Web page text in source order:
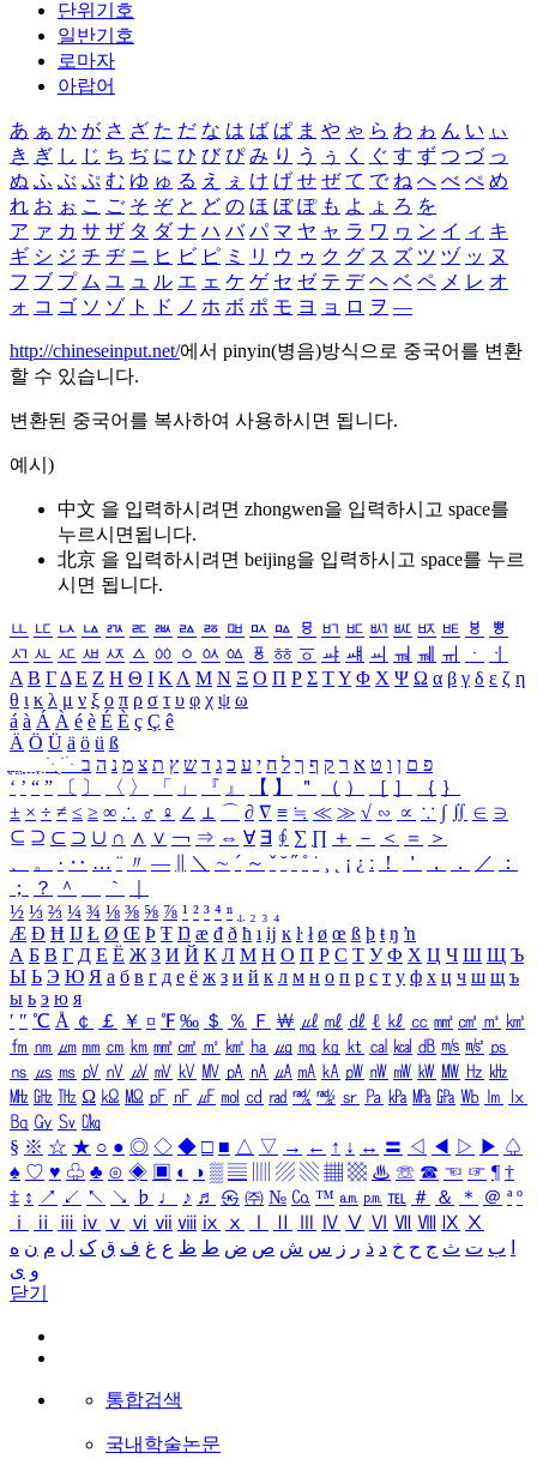
단위기호
일반기호
로마자
아랍어
あ ぁ か が さ ざ た だ な は ば ぱ ま や ゃ ら わ ゎ ん い ぃ
き ぎ し じ ち ぢ に ひ び ぴ み り う ぅ く ぐ す ず つ づ っ
ぬ ふ ぶ ぷ む ゆ ゅ る え ぇ け げ せ ぜ て で ね へ べ ぺ め
れ お ぉ こ ご そ ぞ と ど の ほ ぼ ぽ も よ ょ ろ を
ア ァ カ サ ザ タ ダ ナ ハ バ パ マ ヤ ャ ラ ワ ヮ ン イ ィ キ
ギ シ ジ チ ヂ ニ ヒ ビ ピ ミ リ ウ ゥ ク グ ス ズ ツ ヅ ッ ヌ
フ ブ プ ム ユ ュ ル エ ェ ケ ゲ セ ゼ テ デ ヘ ベ ペ メ レ オ
ォ コ ゴ ソ ゾ ト ド ノ ホ ボ ポ モ ヨ ョ ロ ヲ ―
http://chineseinput.net/에서 pinyin(병음)방식으로 중국어를 변환
할 수 있습니다.
변환된 중국어를 복사하여 사용하시면 됩니다.
예시)
中文 을 입력하시려면 zhongwen을 입력하시고 space를
누르시면됩니다.
北京 을 입력하시려면 beijing을 입력하시고 space를 누르
시면 됩니다.
ㅥ ㅦ ㅧ ㅨ ㅩ ㅪ ㅫ ㅬ ㅭ ㅮ ㅯ ㅰ ㅱ ㅲ ㅳ ㅴ ㅵ ㅶ ㅷ ㅸ
ㅹ
ㅺ ㅻ ㅼ ㅽ ㅾ ㅿ ㆀ ㆁ ㆂ ㆃ ㆄ ㆅ ㆆ ㆇ ㆈ ㆉ ㆊ ㆋ ㆌ ㆍ
ㆎ
Α Β ΓΔ Ε Ζ Η Θ Ι ΚΛ Μ Ν Ξ Ο Π Ρ Σ ΤΥ Φ Χ Ψ Ω α β γ δ ε ζ η
θ ι κ λ μ ν ξ ο π ρ σ τ υ φ χ ψ ω
á à Á À é è É È ç Ç ê
Ä Ö Ü ä ö ü ß
ִֶֹ ֻּ ׁׂ פ ם ן ו ט א ר ק ף ך ל ח י ע כ ג ד ש ץ ת צ מ נ ה ב
‘ ’ “ ” 〔 〕 〈 〉 「 」 『 』 【 】 ＂ （ ） ［ ］ ｛ ｝
± × ÷ ≠ ≤ ≥ ∞ ∴ ♂ ♀ ∠ ⊥ ⌒ ∂ ∇ ≡ ≒ ≪ ≫ √ ∽ ∝ ∵ ∫ ∬ ∈ ∋
⊆ ⊇ ⊂ ⊃ ∪ ∩ ∧ ∨ ￢ ⇒ ⇔ ∀ ∃ ∮ ∑ ∏ ＋ － ＜ ＝
＞
、
。 · ‥ … ¨ 〃 ― ＼ ∼ ´ ～ ˇ ˘ ˝ ˚ ˙ ¸ ¡ ¿ ː ！ ＇ ， ． ／
：
；
？ ＾ ｀
½ ⅓ ⅔ ¼ ¾ ⅛ ⅜ ⅝ ⅞ ¹ ² ³ ⁴ ⁿ ₁ ₂ ₃ ₄
Æ Ð Ħ Ĳ Ł Ø Œ Þ Ŧ Ŋ æ đ ð ħ ı ĳ ĸ ŀ ł ø œ ß þ ŧ ŋ ŉ
А Б В Г Д Е Ё Ж З И Й К Л М Н О П Р С Т У Ф Х Ц Ч Ш Щ Ъ
Ы Ь Э Ю Я а б в г д е ё ж з и й к л м н о п р с т у ф х ц ч ш щ ъ
ы ь э ю я
′ ″ ℃ Å ￠ ￡ ￥ ¤ ℉ ‰ ＄ ％ Ｆ ￦ ㎕ ㎖ ㎗ ℓ ㎘ ㏄ ㎣ ㎤ ㎥ ㎦
㎙ ㎚ ㎛ ㎜ ㎝ ㎞ ㎟ ㎠ ㎡ ㎢ ㏊ ㎍ ㎎ ㎏ ㏏ ㎈ ㎉ ㏈ ㎧ ㎨ ㎰
㎱ ㎲ ㎳ ㎴ ㎵ ㎶ ㎷ ㎸ ㎹ ㎀ ㎁ ㎂ ㎃ ㎄ ㎺ ㎻ ㎽ ㎾ ㎿ ㎐ ㎑
㎒ ㎓ ㎔ Ω ㏀ ㏁ ㎊ ㎋ ㎌ ㏖ ㏅ ㎭ ㎮ ㎯ ㏛ ㎩ ㎪ ㎫ ㎬ ㏝ ㏐
㏓
㏃ ㏉ ㏜ ㏆
§ ※ ☆ ★ ○ ● ◎ ◇ ◆ □ ■ △ ▽ → ← ↑ ↓ ↔ 〓 ◁ ◀ ▷ ▶ ♤
♠ ♡ ♥ ♧ ♣ ⊙ ◈ ▣ ◐ ◑ ▒ ▤ ▨ ▧ ▦ ▩ ♨ ☏ ☎ ☜ ☞ ¶ †
‡ ↕ ↗ ↙ ↖ ↘ ♭ ♩ ♪ ♬ ㉿ ㈜ № ㏇ ™ ㏂ ㏘ ℡ ＃ ＆ ＊ ＠ ª º
ⅰ
ⅱ ⅲ ⅳ ⅴ ⅵ ⅶ ⅷ ⅸ ⅹ Ⅳ Ⅴ Ⅵ Ⅶ Ⅷ Ⅸ Ⅹ
ب ت ث ج ح خ د ذ ر ز س ش ص ض ط ظ ع غ ف ق ک ل م ن ه
و ی
닫기
통합검색
국내학술논문